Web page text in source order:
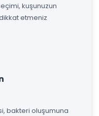
kuşunuzun
etmeniz
bakteri oluşumuna